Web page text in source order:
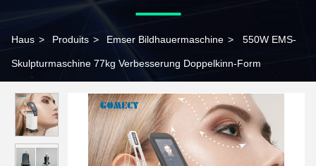
Haus > Produits > Emser Bildhauermaschine > 550W EMS-
Skulpturmaschine 77kg Verbesserung Doppelkinn-Form